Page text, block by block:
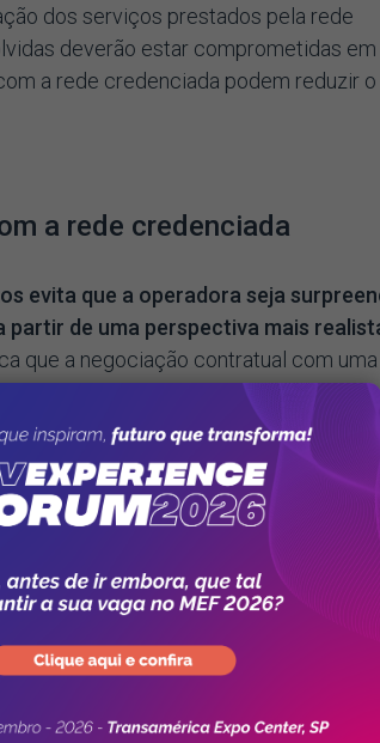
dos serviços prestados pela rede
deverão estar comprometidas em
a rede credenciada podem reduzir o
a rede credenciada
evita que a operadora seja
de uma perspectiva mais
que a negociação contratual com
cláusulas para evitar posteriores